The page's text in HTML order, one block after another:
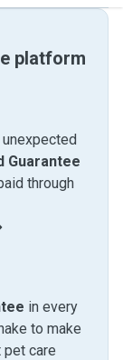
platform
Guarantee
through
in every
to make
pet care